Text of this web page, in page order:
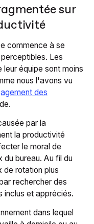
sur
commence à se
Les
équipe sont moins
nous l'avons vu
des
par la
la productivité
le moral de
bureau. Au fil du
de rotation plus
rechercher des
inclus et appréciés.
dans lequel